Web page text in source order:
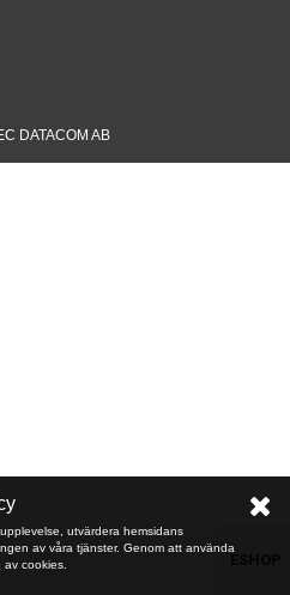
DATACOM AB
utvärdera hemsidans
av våra tjänster. Genom att använda
cookies.